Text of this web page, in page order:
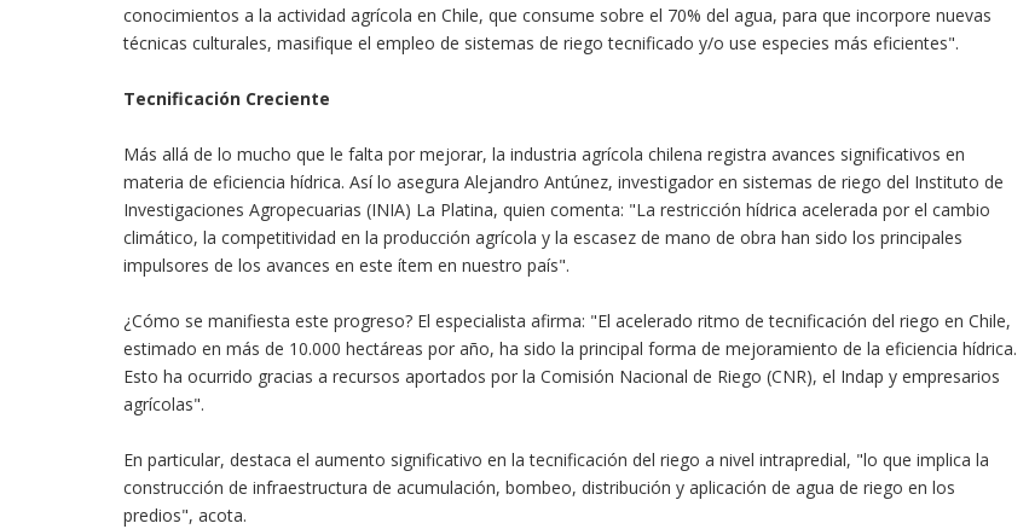
conocimientos a la actividad agrícola en Chile, que consume sobre el 70% del agua, para que incorpore nuevas
técnicas culturales, masifique el empleo de sistemas de riego tecnificado y/o use especies más eficientes".
Tecnificación Creciente
Más allá de lo mucho que le falta por mejorar, la industria agrícola chilena registra avances significativos en
materia de eficiencia hídrica. Así lo asegura Alejandro Antúnez, investigador en sistemas de riego del Instituto de
Investigaciones Agropecuarias (INIA) La Platina, quien comenta: "La restricción hídrica acelerada por el cambio
climático, la competitividad en la producción agrícola y la escasez de mano de obra han sido los principales
impulsores de los avances en este ítem en nuestro país".
¿Cómo se manifiesta este progreso? El especialista afirma: "El acelerado ritmo de tecnificación del riego en Chile,
estimado en más de 10.000 hectáreas por año, ha sido la principal forma de mejoramiento de la eficiencia hídrica.
Esto ha ocurrido gracias a recursos aportados por la Comisión Nacional de Riego (CNR), el Indap y empresarios
agrícolas".
En particular, destaca el aumento significativo en la tecnificación del riego a nivel intrapredial, "lo que implica la
construcción de infraestructura de acumulación, bombeo, distribución y aplicación de agua de riego en los
predios", acota.